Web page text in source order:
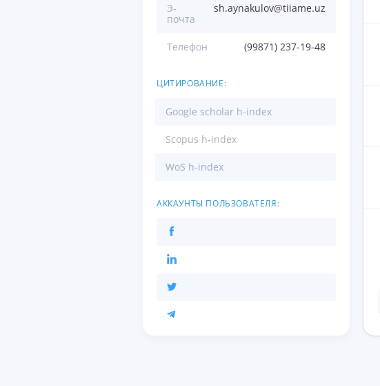
Э-
почта
sh.aynakulov@tiiame.uz
Телефон (99871) 237-19-48
ЦИТИРОВАНИЕ:
Google scholar h-index
Scopus h-index
WoS h-index
АККАУНТЫ ПОЛЬЗОВАТЕЛЯ: